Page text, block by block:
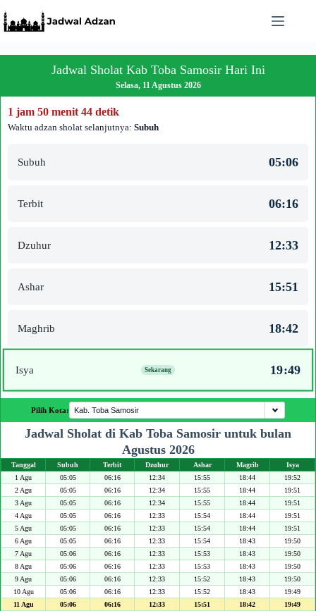
to
content
Jadwal Sholat Kab Toba Samosir Hari Ini
Selasa, 11 Agustus 2026
1 jam 50 menit 44 detik
Waktu adzan sholat selanjutnya: Subuh
Subuh 05:06
Terbit 06:16
Dzuhur 12:33
Ashar 15:51
Maghrib 18:42
Isya 19:49
Pilih Kota:
Jadwal Sholat di Kab Toba Samosir untuk bulan
Agustus 2026
Tanggal Subuh Terbit Dzuhur Ashar Magrib
Isya
1 Agu
05:05 06:16 12:34 15:55 18:44
19:52
2 Agu
05:05 06:16 12:34 15:55 18:44
19:51
3 Agu
05:05 06:16 12:34 15:55 18:44
19:51
4 Agu
05:05 06:16 12:33 15:54 18:44
19:51
5 Agu
05:05 06:16 12:33 15:54 18:44
19:51
6 Agu
05:05 06:16 12:33 15:54 18:43
19:50
7 Agu
05:06 06:16 12:33 15:53 18:43
19:50
8 Agu
05:06 06:16 12:33 15:53 18:43
19:50
9 Agu
05:06 06:16 12:33 15:52 18:43
19:50
10 Agu
05:06 06:16 12:33 15:52 18:43
19:49
11 Agu
05:06 06:16 12:33 15:51 18:42
19:49